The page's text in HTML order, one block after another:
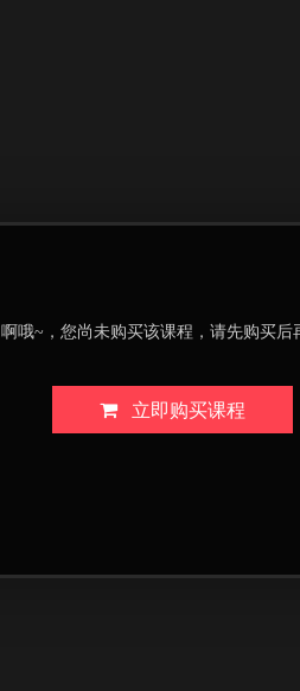
啊哦~，您尚未购买该课程，请先购买后
立即购买课程